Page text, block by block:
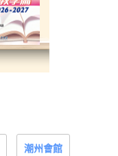
潮州會館